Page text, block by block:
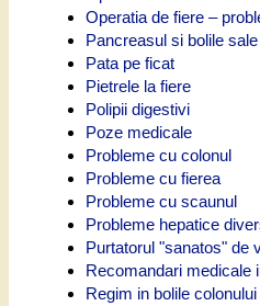
Operatia de fiere –
Pancreasul si bolile sale
Pata pe ficat
Pietrele la fiere
Polipii digestivi
Poze medicale
Probleme cu colonul
Probleme cu fierea
Probleme cu scaunul
Probleme hepatice
Purtatorul "sanatos" de
Recomandari medicale
Regim in bolile colonului